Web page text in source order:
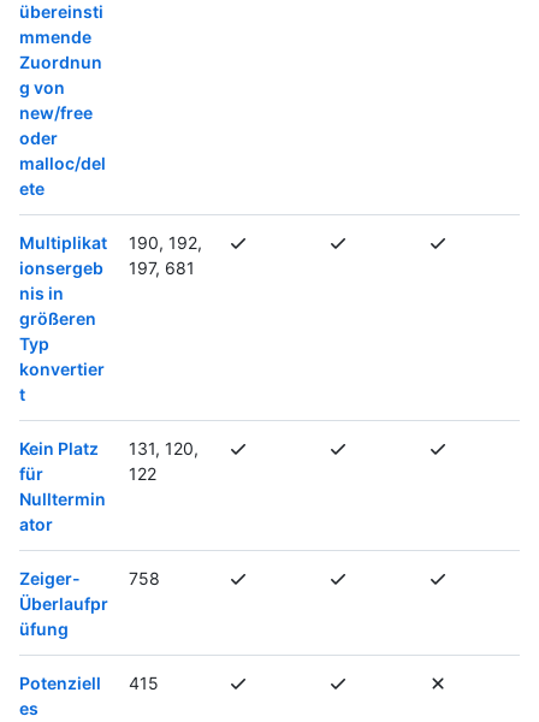
übereinsti
mmende
Zuordnun
g von
new/free
oder
malloc/del
ete
Multiplikat
ionsergeb
nis in
größeren
Typ
konvertier
t
190, 192,
197, 681
Kein Platz
für
Nulltermin
ator
131, 120,
122
Zeiger-
Überlaufpr
üfung
758
Potenziell
es
415